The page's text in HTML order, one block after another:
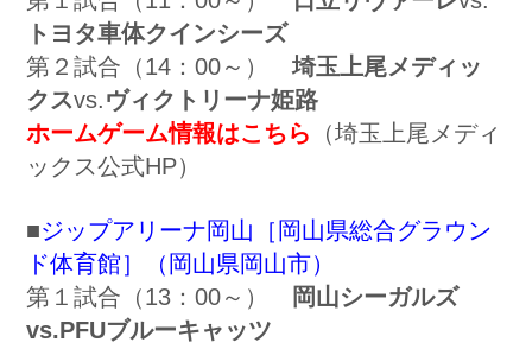
トヨタ車体クインシーズ
第２試合（14：00～）埼玉上尾メディッ
クスvs.ヴィクトリーナ姫路
ホームゲーム情報はこちら
（埼玉上尾メディ
ックス公式HP）
■ジップアリーナ岡山［岡山県総合グラウン
ド体育館］（岡山県岡山市）
第１試合（13：00～）
岡山シーガルズ
vs.PFUブルーキャッツ